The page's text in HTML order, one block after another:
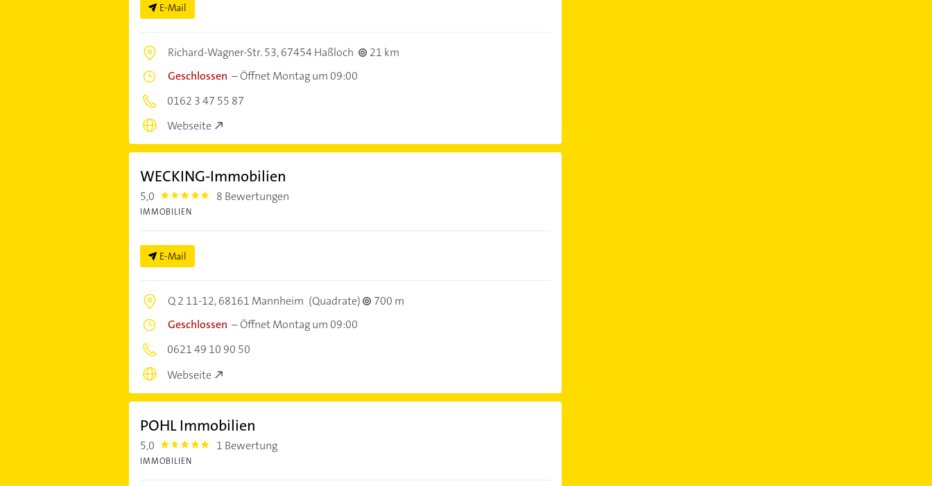
E-Mail
Richard-Wagner-Str. 53,67454 Haßloch
21 km
Geschlossen –Öffnet Montag um 09:00
0162 3 47 55 87
Webseite
WECKING-Immobilien
5,0 5.0 8 Bewertungen
IMMOBILIEN
E-Mail
Q 2 11-12,68161 Mannheim (Quadrate)
700 m
Geschlossen –Öffnet Montag um 09:00
0621 49 10 90 50
Webseite
POHL Immobilien
5,0 5.0 1 Bewertung
IMMOBILIEN